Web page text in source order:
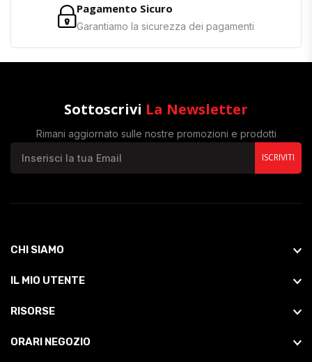
Pagamento Sicuro
Garantiamo la sicurezza dei pagamenti
Sottoscrivi La Newsletter
Rimani aggiornato sulle nostre promozioni e prodotti
ISCRIVITI
CHI SIAMO
IL MIO UTENTE
RISORSE
ORARI NEGOZIO